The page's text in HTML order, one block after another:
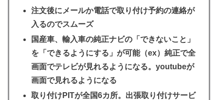
注文後にメールか電話で取り付け予約の連絡が
入るのでスムーズ
国産車、輸入車の純正ナビの「できないこと」
を「できるようにする」が可能（ex）純正で全
画面でテレビが見れるようになる。youtubeが
画面で見れるようになる
取り付けPITが全国6カ所。出張取り付けサービ